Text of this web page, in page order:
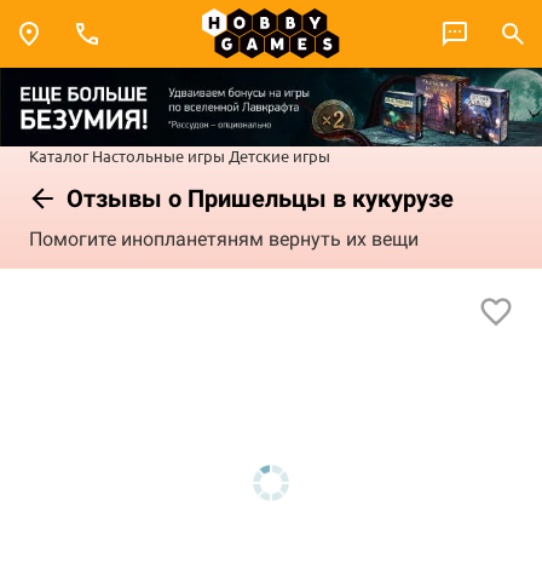
Каталог Настольные игры Детские игры
Отзывы о Пришельцы в кукурузе
Помогите инопланетяням вернуть их вещи